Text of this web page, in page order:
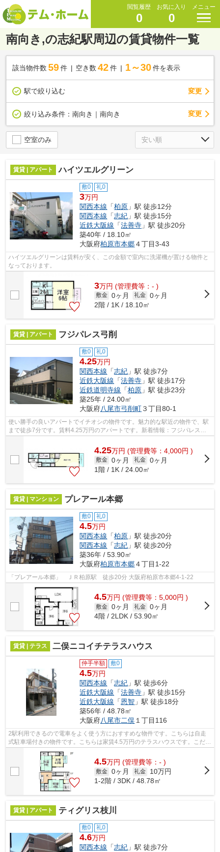
閲覧履歴
0
お気に入り
0
メニュー
南向き,の志紀駅周辺の賃貸物件一覧
該当物件数 59件 空き数 42 件 1～30 件を表示
駅で絞り込む 変更
絞り込み条件： 南向き｜南向き 変更
空室のみ
賃貸 | アパート ハイツエルグリーン
敷0 礼0
3万円
関西本線 「柏原 」駅 徒歩12分
関西本線 「志紀 」駅 徒歩15分
近鉄大阪線 「法善寺 」駅 徒歩20分
築40年 / 18.10㎡
大阪府柏原市本郷４丁目3-43
ハイツエルグリーンは賃料が安く、この金額で室内に洗濯機が置ける物件と
なっております。
3万円 (管理費等：- )
敷金 0ヶ月 礼金 0ヶ月
2階 / 1K / 18.10㎡
賃貸 | アパート フジパレス弓削
敷0 礼0
4.25万円
関西本線 「志紀 」駅 徒歩7分
近鉄大阪線 「法善寺 」駅 徒歩17分
近鉄道明寺線 「柏原 」駅 徒歩23分
築25年 / 24.00㎡
大阪府八尾市弓削町３丁目80-1
使い勝手の良いアパートでイチオシの物件です。魅力的な駅近の物件で、駅
まで徒歩7分です。賃料4.25万円のアパートです。新着情報：フジパレス弓
4.25万円 (管理費等：4,000円 )
敷金 0ヶ月 礼金 0ヶ月
1階 / 1K / 24.00㎡
賃貸 | マンション プレアール本郷
敷0 礼0
4.5万円
関西本線 「柏原 」駅 徒歩20分
関西本線 「志紀 」駅 徒歩20分
築36年 / 53.90㎡
大阪府柏原市本郷４丁目1-22
「プレアール本郷」 ＪＲ柏原駅 徒歩20分 大阪府柏原市本郷4-1-22
4.5万円 (管理費等：5,000円 )
敷金 0ヶ月 礼金 0ヶ月
4階 / 2LDK / 53.90㎡
賃貸 | テラス 二俣ニコイチテラスハウス
仲手半額 敷0
4.5万円
関西本線 「志紀 」駅 徒歩6分
近鉄大阪線 「法善寺 」駅 徒歩15分
近鉄大阪線 「恩智 」駅 徒歩18分
築56年 / 48.78㎡
大阪府八尾市二俣 １丁目116
2駅利用できるので電車をよく使う方におすすめな物件です。こちらは自走
式駐車場付きの物件です。こちらは家賃4.5万円のテラスハウスです。こだわ
りポイント満載の二俣ニコイチテラス...
4.5万円 (管理費等：- )
敷金 0ヶ月 礼金
10万円
1-2階 / 3DK / 48.78㎡
賃貸 | アパート ティグリス枝川
敷0 礼0
4.6万円
関西本線 「志紀 」駅 徒歩7分